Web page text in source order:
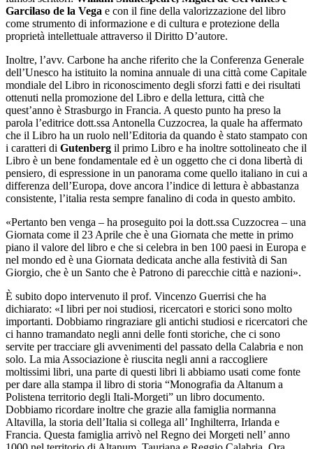
Garcilaso de la Vega e con il fine della valorizzazione del libro
come strumento di informazione e di cultura e protezione della
proprietà intellettuale attraverso il Diritto D’autore.
Inoltre, l’avv. Carbone ha anche riferito che la Conferenza Generale
dell’Unesco ha istituito la nomina annuale di una città come Capitale
mondiale del Libro in riconoscimento degli sforzi fatti e dei risultati
ottenuti nella promozione del Libro e della lettura, città che
quest’anno è Strasburgo in Francia. A questo punto ha preso la
parola l’editrice dott.ssa Antonella Cuzzocrea, la quale ha affermato
che il Libro ha un ruolo nell’Editoria da quando è stato stampato con
i caratteri di Gutenberg il primo Libro e ha inoltre sottolineato che il
Libro è un bene fondamentale ed è un oggetto che ci dona libertà di
pensiero, di espressione in un panorama come quello italiano in cui a
differenza dell’Europa, dove ancora l’indice di lettura è abbastanza
consistente, l’italia resta sempre fanalino di coda in questo ambito.
«Pertanto ben venga – ha proseguito poi la dott.ssa Cuzzocrea – una
Giornata come il 23 Aprile che è una Giornata che mette in primo
piano il valore del libro e che si celebra in ben 100 paesi in Europa e
nel mondo ed è una Giornata dedicata anche alla festività di San
Giorgio, che è un Santo che è Patrono di parecchie città e nazioni».
È subito dopo intervenuto il prof. Vincenzo Guerrisi che ha
dichiarato: «I libri per noi studiosi, ricercatori e storici sono molto
importanti. Dobbiamo ringraziare gli antichi studiosi e ricercatori che
ci hanno tramandato negli anni delle fonti storiche, che ci sono
servite per tracciare gli avvenimenti del passato della Calabria e non
solo. La mia Associazione è riuscita negli anni a raccogliere
moltissimi libri, una parte di questi libri li abbiamo usati come fonte
per dare alla stampa il libro di storia “Monografia da Altanum a
Polistena territorio degli Itali-Morgeti” un libro documento.
Dobbiamo ricordare inoltre che grazie alla famiglia normanna
Altavilla, la storia dell’Italia si collega all’ Inghilterra, Irlanda e
Francia. Questa famiglia arrivò nel Regno dei Morgeti nell’ anno